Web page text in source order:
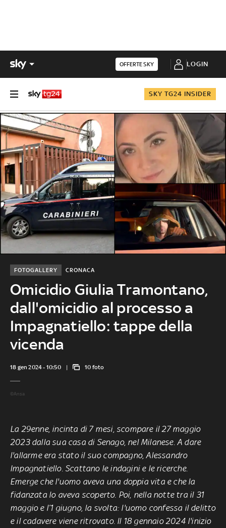
OFFERTE SKY LOGIN
SKY TG24 INSIDER
Omicidio Giulia Tramontano,
dall'omicidio al processo a
Impagnatiello: tappe della
vicenda
CRONACA
FOTOGALLERY
18 gen 2024 - 10:50 10 foto
©Ansa
La 29enne, incinta di 7 mesi, scompare il 27 maggio
2023 dalla sua casa di Senago, nel Milanese. A dare
l'allarme era stato il suo compagno, Alessandro
Impagnatiello. Scattano le indagini e le ricerche.
Emerge che l'uomo aveva una doppia vita e che la
fidanzata lo aveva scoperto. Poi, nella notte tra il 31
maggio e l’1 giugno, la svolta: l'uomo confessa il delitto
e il cadavere viene ritrovato. Il 18 gennaio 2024 l'inizio